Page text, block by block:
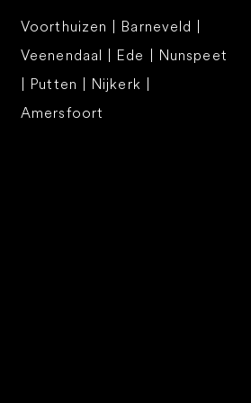
Voorthuizen | Barneveld |
Veenendaal | Ede | Nunspeet
| Putten | Nijkerk |
Amersfoort